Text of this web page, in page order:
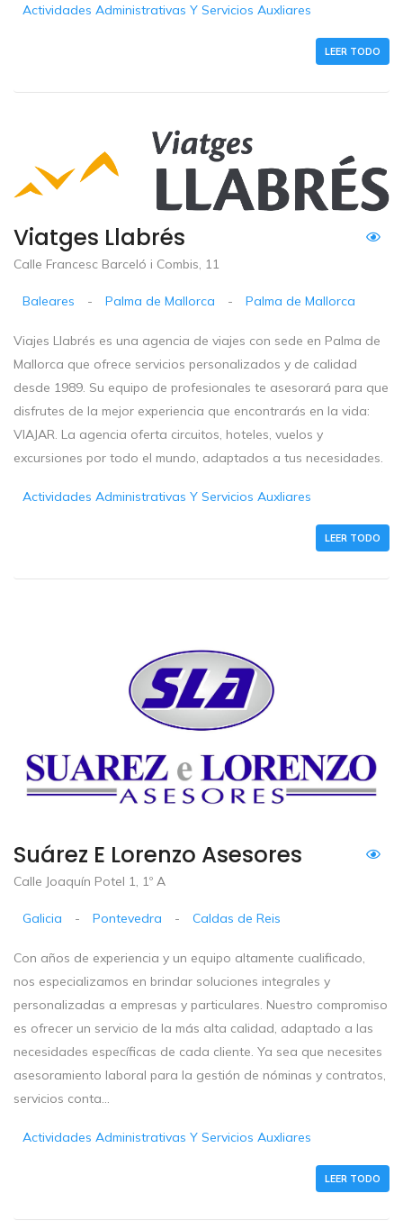
Actividades Administrativas Y Servicios Auxliares
LEER TODO
Viatges Llabrés
Calle Francesc Barceló i Combis, 11
Baleares - Palma de Mallorca - Palma de Mallorca
Viajes Llabrés es una agencia de viajes con sede en Palma de
Mallorca que ofrece servicios personalizados y de calidad
desde 1989. Su equipo de profesionales te asesorará para que
disfrutes de la mejor experiencia que encontrarás en la vida:
VIAJAR. La agencia oferta circuitos, hoteles, vuelos y
excursiones por todo el mundo, adaptados a tus necesidades.
Actividades Administrativas Y Servicios Auxliares
LEER TODO
Suárez E Lorenzo Asesores
Calle Joaquín Potel 1, 1º A
Galicia - Pontevedra - Caldas de Reis
Con años de experiencia y un equipo altamente cualificado,
nos especializamos en brindar soluciones integrales y
personalizadas a empresas y particulares. Nuestro compromiso
es ofrecer un servicio de la más alta calidad, adaptado a las
necesidades específicas de cada cliente. Ya sea que necesites
asesoramiento laboral para la gestión de nóminas y contratos,
servicios conta...
Actividades Administrativas Y Servicios Auxliares
LEER TODO